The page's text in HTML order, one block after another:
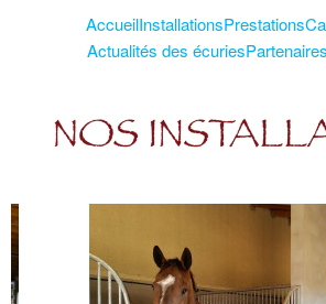
AccueilInstallationsPrestations
Actualités des écuriesPartenaires